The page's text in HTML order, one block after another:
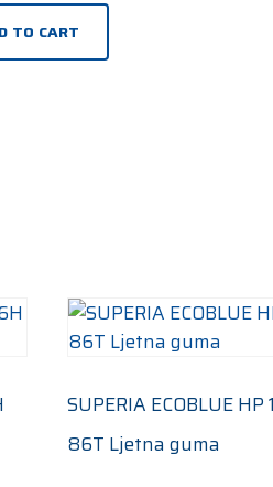
TO CART
SUPERIA ECOBLUE
86T Ljetna guma